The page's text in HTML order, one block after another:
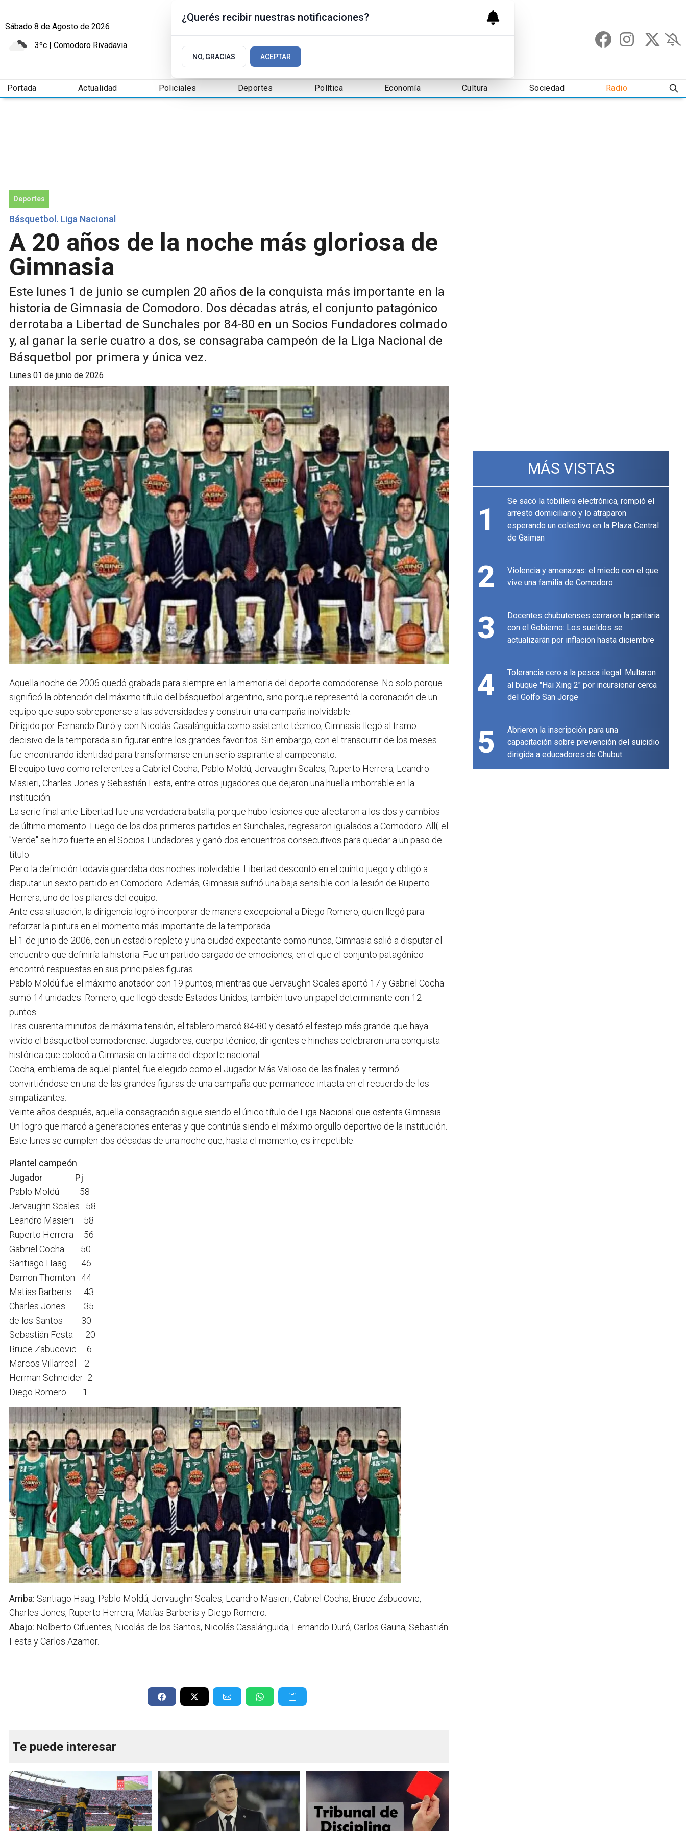
Sábado 8 de Agosto de 2026
3ºc | Comodoro Rivadavia
Portada Actualidad Policiales Deportes Política Economía Cultura Sociedad Radio
Deportes
Básquetbol. Liga Nacional
A 20 años de la noche más gloriosa de
Gimnasia
Este lunes 1 de junio se cumplen 20 años de la conquista más importante en la
historia de Gimnasia de Comodoro. Dos décadas atrás, el conjunto patagónico
derrotaba a Libertad de Sunchales por 84-80 en un Socios Fundadores colmado
y, al ganar la serie cuatro a dos, se consagraba campeón de la Liga Nacional de
Básquetbol por primera y única vez.
lunes 01 de junio de 2026
Aquella noche de 2006 quedó grabada para siempre en la memoria del deporte comodorense. No solo porque
significó la obtención del máximo título del básquetbol argentino, sino porque representó la coronación de un
equipo que supo sobreponerse a las adversidades y construir una campaña inolvidable.
Dirigido por Fernando Duró y con Nicolás Casalánguida como asistente técnico, Gimnasia llegó al tramo
decisivo de la temporada sin figurar entre los grandes favoritos. Sin embargo, con el transcurrir de los meses
fue encontrando identidad para transformarse en un serio aspirante al campeonato.
El equipo tuvo como referentes a Gabriel Cocha, Pablo Moldú, Jervaughn Scales, Ruperto Herrera, Leandro
Masieri, Charles Jones y Sebastián Festa, entre otros jugadores que dejaron una huella imborrable en la
institución.
La serie final ante Libertad fue una verdadera batalla, porque hubo lesiones que afectaron a los dos y cambios
de último momento. Luego de los dos primeros partidos en Sunchales, regresaron igualados a Comodoro. Allí, el
"Verde" se hizo fuerte en el Socios Fundadores y ganó dos encuentros consecutivos para quedar a un paso de
título.
Pero la definición todavía guardaba dos noches inolvidable. Libertad descontó en el quinto juego y obligó a
disputar un sexto partido en Comodoro. Además, Gimnasia sufrió una baja sensible con la lesión de Ruperto
Herrera, uno de los pilares del equipo.
Ante esa situación, la dirigencia logró incorporar de manera excepcional a Diego Romero, quien llegó para
reforzar la pintura en el momento más importante de la temporada.
El 1 de junio de 2006, con un estadio repleto y una ciudad expectante como nunca, Gimnasia salió a disputar el
encuentro que definiría la historia. Fue un partido cargado de emociones, en el que el conjunto patagónico
encontró respuestas en sus principales figuras.
Pablo Moldú fue el máximo anotador con 19 puntos, mientras que Jervaughn Scales aportó 17 y Gabriel Cocha
sumó 14 unidades. Romero, que llegó desde Estados Unidos, también tuvo un papel determinante con 12
puntos.
Tras cuarenta minutos de máxima tensión, el tablero marcó 84-80 y desató el festejo más grande que haya
vivido el básquetbol comodorense. Jugadores, cuerpo técnico, dirigentes e hinchas celebraron una conquista
histórica que colocó a Gimnasia en la cima del deporte nacional.
Cocha, emblema de aquel plantel, fue elegido como el Jugador Más Valioso de las finales y terminó
convirtiéndose en una de las grandes figuras de una campaña que permanece intacta en el recuerdo de los
simpatizantes.
Veinte años después, aquella consagración sigue siendo el único título de Liga Nacional que ostenta Gimnasia.
Un logro que marcó a generaciones enteras y que continúa siendo el máximo orgullo deportivo de la institución.
Este lunes se cumplen dos décadas de una noche que, hasta el momento, es irrepetible.
Plantel campeón
Jugador Pj
Pablo Moldú 58
Jervaughn Scales 58
Leandro Masieri 58
Ruperto Herrera 56
Gabriel Cocha 50
Santiago Haag 46
Damon Thornton 44
Matías Barberis 43
Charles Jones 35
de los Santos 30
Sebastián Festa 20
Bruce Zabucovic 6
Marcos Villarreal 2
Herman Schneider 2
Diego Romero 1
Arriba: Santiago Haag, Pablo Moldú, Jervaughn Scales, Leandro Masieri, Gabriel Cocha, Bruce Zabucovic,
Charles Jones, Ruperto Herrera, Matías Barberis y Diego Romero.
Abajo: Nolberto Cifuentes, Nicolás de los Santos, Nicolás Casalánguida, Fernando Duró, Carlos Gauna, Sebastián
Festa y Carlos Azamor.
Te puede interesar
MÁS VISTAS
1
Se sacó la tobillera electrónica, rompió el
arresto domiciliario y lo atraparon
esperando un colectivo en la Plaza Central
de Gaiman
2
Violencia y amenazas: el miedo con el que
vive una familia de Comodoro
3
Docentes chubutenses cerraron la paritaria
con el Gobierno: Los sueldos se
actualizarán por inflación hasta diciembre
4
Tolerancia cero a la pesca ilegal: Multaron
al buque "Hai Xing 2" por incursionar cerca
del Golfo San Jorge
5
Abrieron la inscripción para una
capacitación sobre prevención del suicidio
dirigida a educadores de Chubut
¿Querés recibir nuestras notificaciones?
NO, GRACIAS ACEPTAR